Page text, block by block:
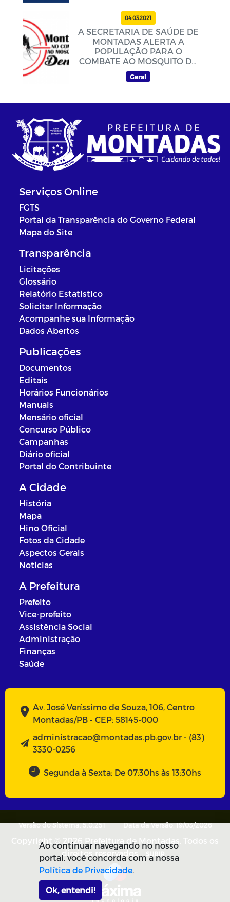
04.03.2021
A SECRETARIA DE SAÚDE DE
MONTADAS ALERTA A
POPULAÇÃO PARA O
COMBATE AO MOSQUITO DA
DENGUE
Geral
Serviços Online
FGTS
Portal da Transparência do Governo Federal
Mapa do Site
Transparência
Licitações
Glossário
Relatório Estatístico
Solicitar Informação
Acompanhe sua Informação
Dados Abertos
Publicações
Documentos
Editais
Horários Funcionários
Manuais
Mensário oficial
Concurso Público
Campanhas
Diário oficial
Portal do Contribuinte
A Cidade
História
Mapa
Hino Oficial
Fotos da Cidade
Aspectos Gerais
Notícias
A Prefeitura
Prefeito
Vice-prefeito
Assistência Social
Administração
Finanças
Saúde
Av. José Veríssimo de Souza, 106, Centro
Montadas/PB - CEP: 58145-000
administracao@montadas.pb.gov.br - (83)
3330-0256
Segunda à Sexta: De 07:30hs às 13:30hs
Versão do Sistema: 5.0.251 Data da Versão: 19/03/2026
Copyright © 2026 Prefeitura de Montadas. Todos os
direitos reservados.
SUBIR
Ao continuar navegando no nosso
portal, você concorda com a nossa
Política de Privacidade.
Ok, entendi!